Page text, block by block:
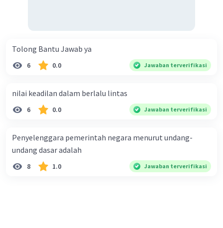
Tolong Bantu Jawab ya
6 0.0 Jawaban terverifikasi
nilai keadilan dalam berlalu lintas
6 0.0 Jawaban terverifikasi
Penyelenggara pemerintah negara menurut undang-
undang dasar adalah
8 1.0 Jawaban terverifikasi